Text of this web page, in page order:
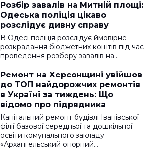
Розбір завалів на Митній площі:
Одеська поліція цікаво
розслідує дивну справу
В Одесі поліція розслідує ймовірне
розкрадання бюджетних коштів під час
проведення розбору завалів на…
Ремонт на Херсонщині увійшов
до ТОП найдорожчих ремонтів
в Україні за тиждень: Що
відомо про підрядника
Капітальний ремонт будівлі Іванівської
філії базової середньої та дошкільної
освіти комунального закладу
«Архангельський опорний…